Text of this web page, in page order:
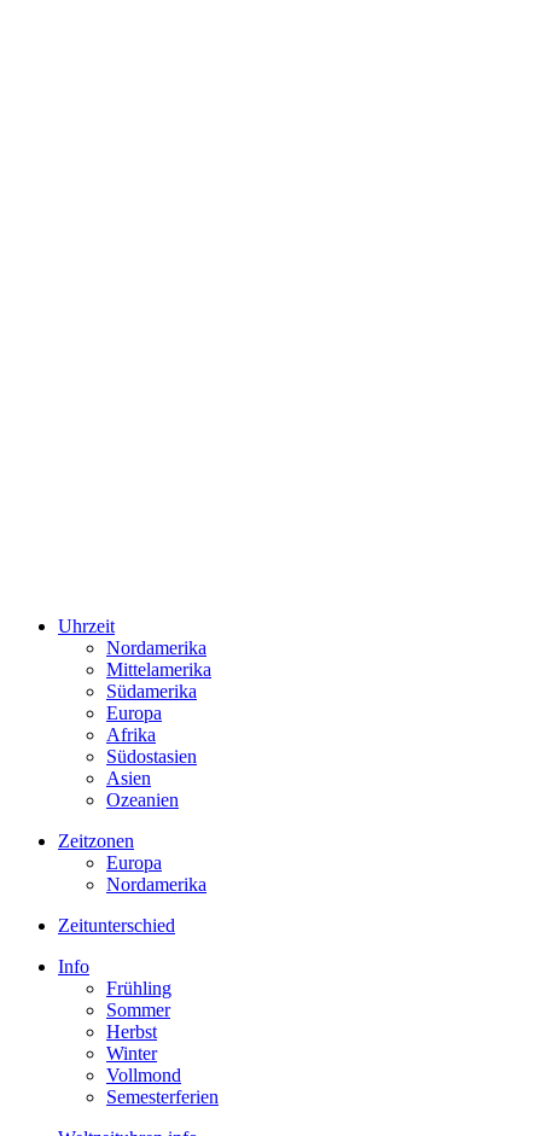
Uhrzeit
Nordamerika
Mittelamerika
Südamerika
Europa
Afrika
Südostasien
Asien
Ozeanien
Zeitzonen
Europa
Nordamerika
Zeitunterschied
Info
Frühling
Sommer
Herbst
Winter
Vollmond
Semesterferien